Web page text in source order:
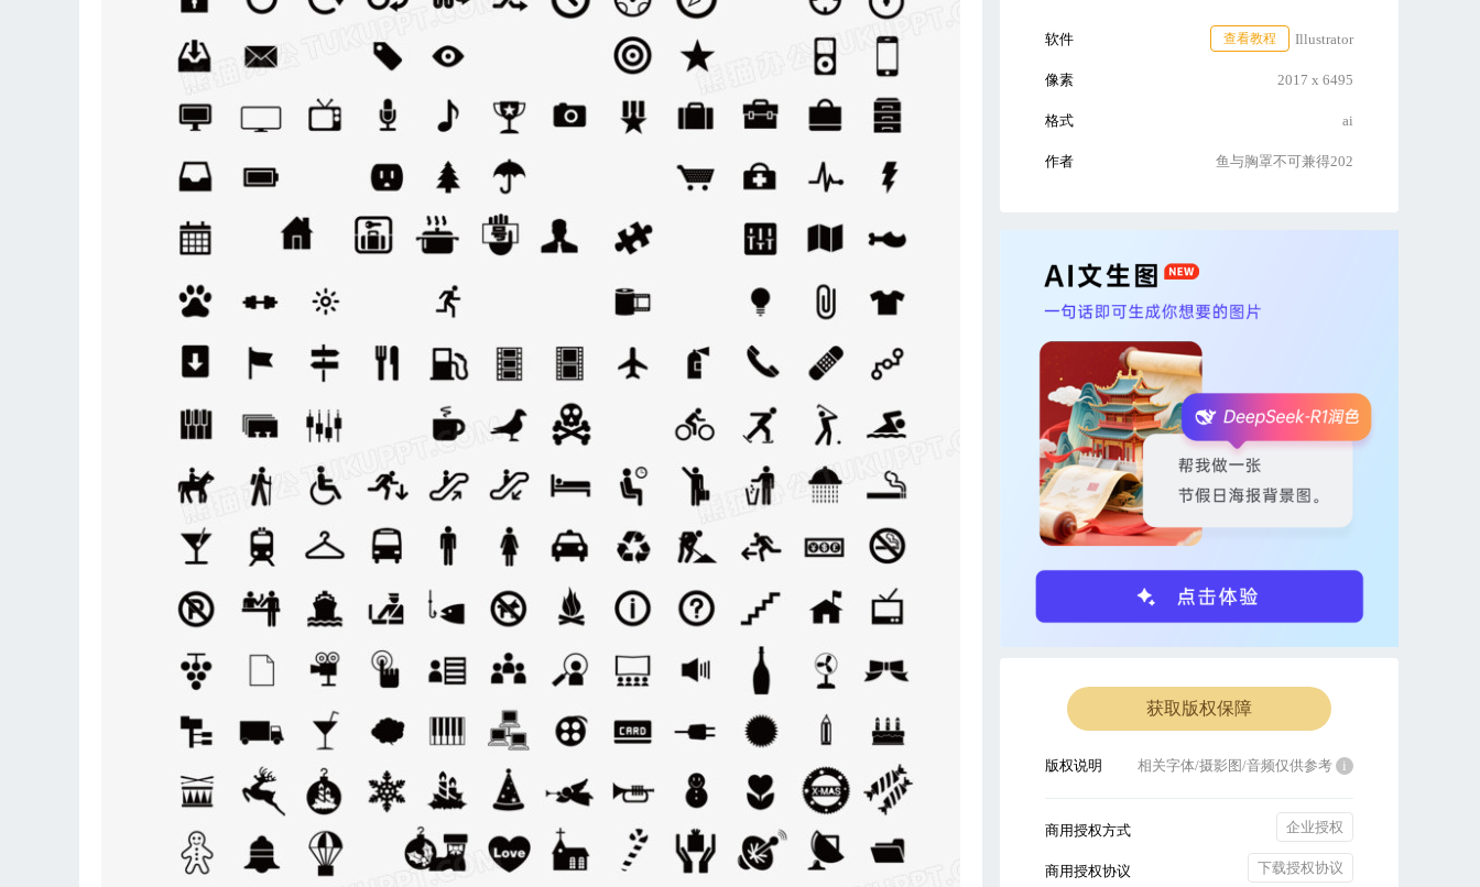
软件 Illustrator
查看教程
像素 2017 x 6495
格式 ai
作者 鱼与胸罩不可兼得202
获取版权保障
版权说明 相关字体/摄影图/音频仅供参考 i
商用授权方式 企业授权
商用授权协议 下载授权协议